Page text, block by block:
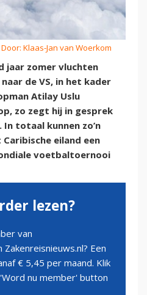
Klaas-Jan van Woerkom
jaar zomer vluchten
de VS, in het kader
Atilay Uslu
zo zegt hij in gesprek
totaal kunnen zo’n
eiland een
voetbaltoernooi
lezen?
van
Een
€ 5,45 per maand. Klik
nu member' button